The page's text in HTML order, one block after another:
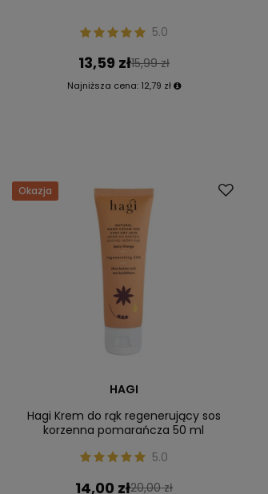
5.0
13,59 zł15,99 zł
Najniższa cena: 12,79 zł
Okazja
HAGI
Hagi Krem do rąk regenerujący sos
korzenna pomarańcza 50 ml
5.0
14,00 zł20,00 zł